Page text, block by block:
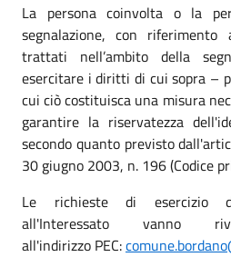
La persona coinvolta o la
segnalazione, con
trattati nell’ambito della
esercitare i diritti di cui sopra –
cui ciò costituisca una misura
garantire la riservatezza
secondo quanto previsto
30 giugno 2003, n. 196 (Codice
Le richieste di esercizio
all'Interessato vanno
all'indirizzo PEC: